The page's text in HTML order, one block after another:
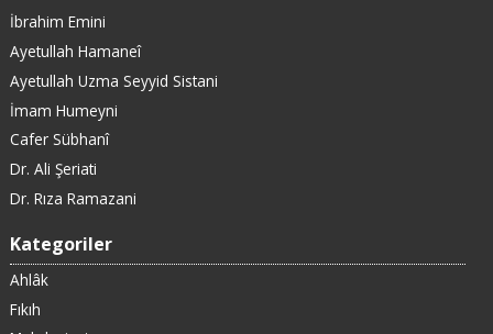
İbrahim Emini
Ayetullah Hamaneî
Ayetullah Uzma Seyyid Sistani
İmam Humeyni
Cafer Sübhanî
Dr. Ali Şeriati
Dr. Rıza Ramazani
Kategoriler
Ahlâk
Fıkıh